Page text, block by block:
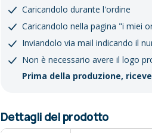
Caricandolo durante l'ordine
Caricandolo nella pagina "i miei
Inviandolo via mail indicando il
Non è necessario avere il logo
Prima della produzione,
Dettagli del prodotto